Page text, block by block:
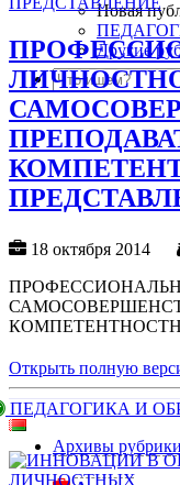
Новая
Другие
18 октября 2014
Открыть полную
ПЕДАГОГИКА И
Архивы рубрики